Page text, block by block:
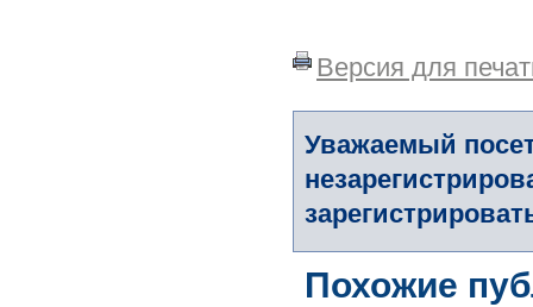
Версия для
Уважаемый
Похожие